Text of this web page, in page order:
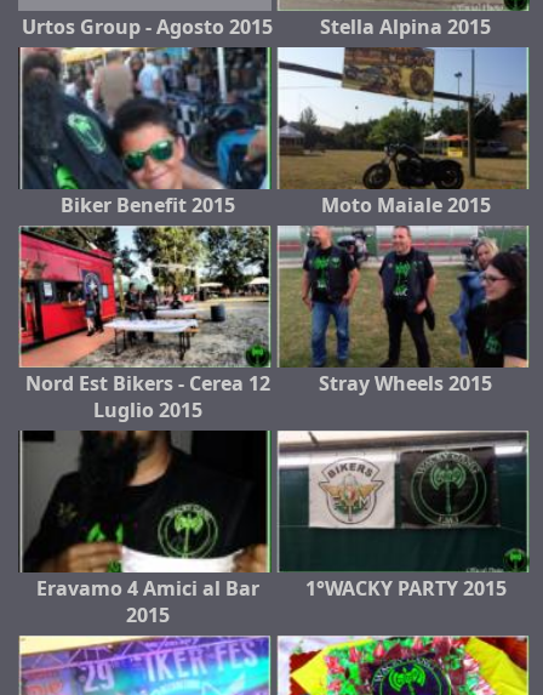
Urtos Group - Agosto 2015 Stella Alpina 2015
Biker Benefit 2015 Moto Maiale 2015
Nord Est Bikers - Cerea 12
Luglio 2015
Stray Wheels 2015
Eravamo 4 Amici al Bar
2015
1°WACKY PARTY 2015